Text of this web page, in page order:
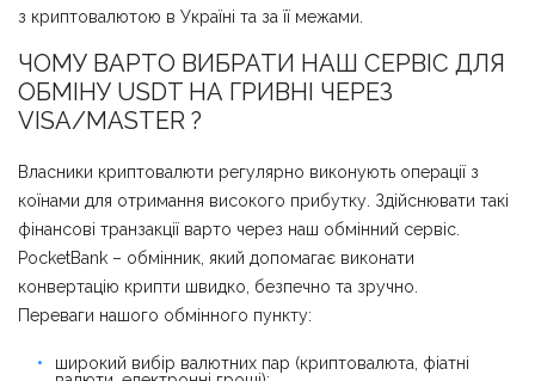
з криптовалютою в Україні та за її межами.
ЧОМУ ВАРТО ВИБРАТИ НАШ СЕРВІС ДЛЯ
ОБМІНУ USDT НА ГРИВНІ ЧЕРЕЗ
VISA/MASTER ?
Власники криптовалюти регулярно виконують операції з
коїнами для отримання високого прибутку. Здійснювати такі
фінансові транзакції варто через наш обмінний сервіс.
PocketBank – обмінник, який допомагає виконати
конвертацію крипти швидко, безпечно та зручно.
Переваги нашого обмінного пункту:
широкий вибір валютних пар (криптовалюта, фіатні